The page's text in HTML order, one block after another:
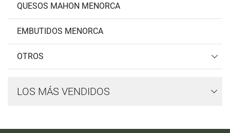
QUESOS MAHON MENORCA
EMBUTIDOS MENORCA
OTROS
LOS MÁS VENDIDOS